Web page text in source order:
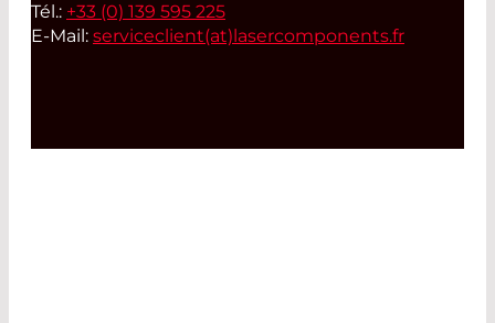
Tél.: +33 (0) 139 595 225
E-Mail: serviceclient(at) lasercomponents.fr